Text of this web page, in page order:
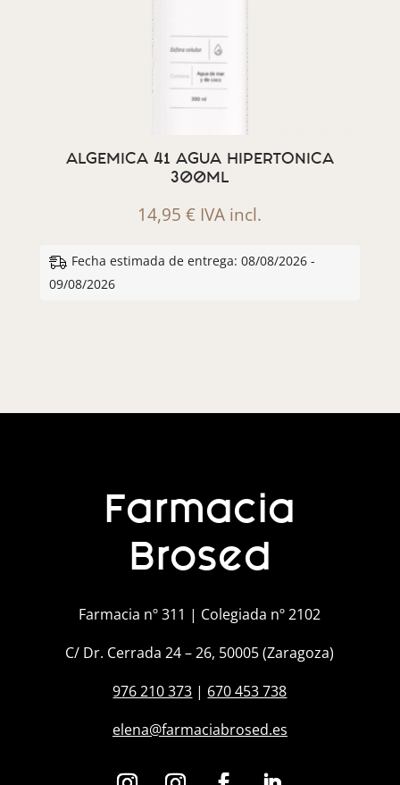
ALGEMICA 41 AGUA HIPERTONICA
300ML
14,95€ IVA incl.
Fecha estimada de entrega: 08/08/2026 -
09/08/2026
Farmacia
Brosed
Farmacia nº 311 | Colegiada nº 2102
C/ Dr. Cerrada 24 – 26, 50005 (Zaragoza)
976 210 373 | 670 453 738
elena@farmaciabrosed.es